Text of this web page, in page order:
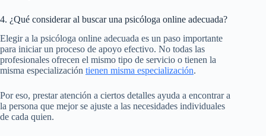
4. ¿Qué considerar al buscar una psicóloga online adecuada?
Elegir a la psicóloga online adecuada es un paso importante
para iniciar un proceso de apoyo efectivo. No todas las
profesionales ofrecen el mismo tipo de servicio o tienen la
misma especialización tienen misma especialización.
Por eso, prestar atención a ciertos detalles ayuda a encontrar a
la persona que mejor se ajuste a las necesidades individuales
de cada quien.